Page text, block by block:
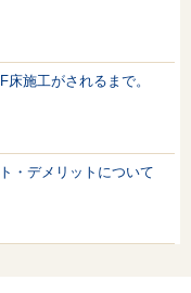
床施工がされるまで。
・デメリットについて